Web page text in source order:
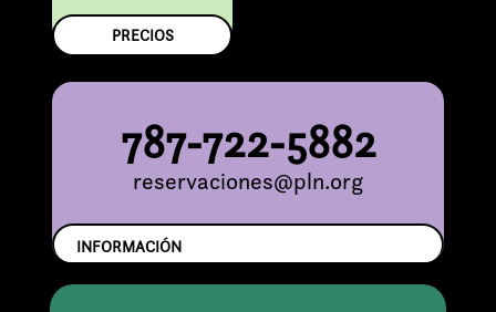
PRECIOS
787-722-5882
reservaciones@pln.org
INFORMACIÓN